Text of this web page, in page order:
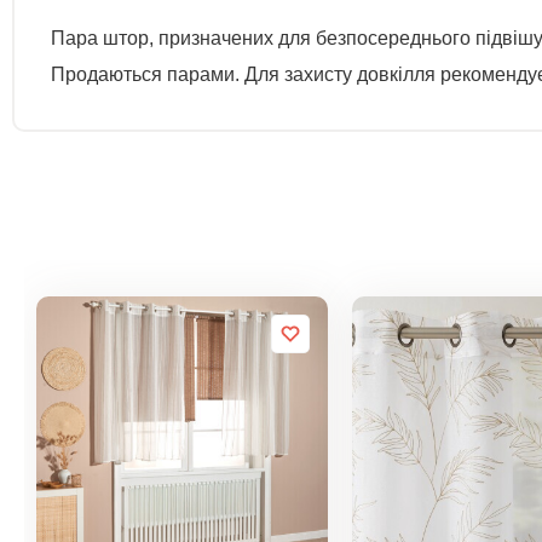
Пара штор, призначених для безпосереднього
Продаються парами. Для захисту довкілля